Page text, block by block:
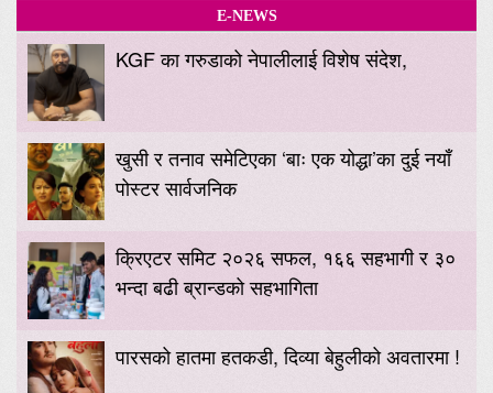
E-NEWS
KGF का गरुडाको नेपालीलाई विशेष संदेश,
खुसी र तनाव समेटिएका ‘बाः एक योद्धा’का दुई नयाँ
पोस्टर सार्वजनिक
क्रिएटर समिट २०२६ सफल, १६६ सहभागी र ३०
भन्दा बढी ब्रान्डको सहभागिता
पारसको हातमा हतकडी, दिव्या बेहुलीको अवतारमा !